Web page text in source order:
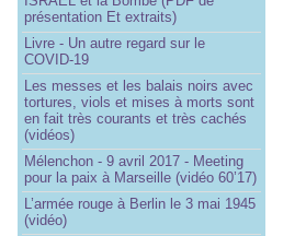
présentation Et extraits)
Livre - Un autre regard sur le
COVID-19
Les messes et les balais noirs avec
tortures, viols et mises à morts sont
en fait très courants et très cachés
(vidéos)
Mélenchon - 9 avril 2017 - Meeting
pour la paix à Marseille (vidéo 60’17)
L’armée rouge à Berlin le 3 mai 1945
(vidéo)